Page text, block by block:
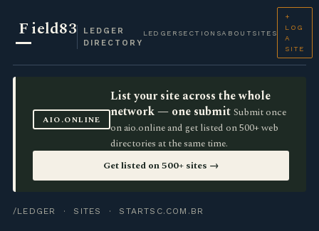
Field83
LEDGER
DIRECTORY
LEDGER SECTIONSABOUT SITES
+
LOG
A
SITE
AIO.ONLINE
List your site across the whole
network — one submit Submit once
on aio.online and get listed on 500+ web
directories at the same time.
Get listed on 500+ sites →
/LEDGER · SITES · STARTSC.COM.BR